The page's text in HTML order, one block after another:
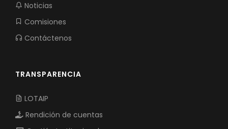
Noticias
Comisiones
Contáctenos
TRANSPARENCIA
LOTAIP
Rendición de cuentas